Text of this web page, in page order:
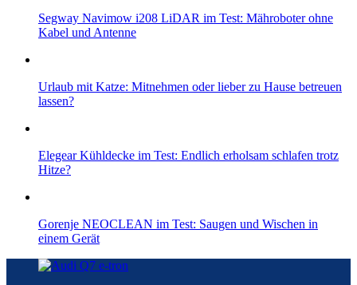
Segway Navimow i208 LiDAR im Test: Mähroboter ohne
Kabel und Antenne
Urlaub mit Katze: Mitnehmen oder lieber zu Hause betreuen
lassen?
Elegear Kühldecke im Test: Endlich erholsam schlafen trotz
Hitze?
Gorenje NEOCLEAN im Test: Saugen und Wischen in
einem Gerät